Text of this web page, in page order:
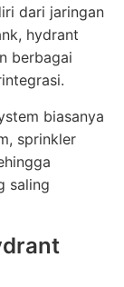
dari jaringan
hydrant
berbagai
biasanya
sprinkler
saling